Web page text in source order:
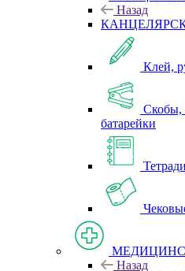
Назад
Клей,
Скобы,
батарейки
Назад